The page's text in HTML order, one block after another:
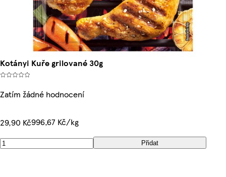
Kotányi Kuře grilované 30g
Zatím žádné hodnocení
29,90 Kč996,67 Kč/kg
Přidat